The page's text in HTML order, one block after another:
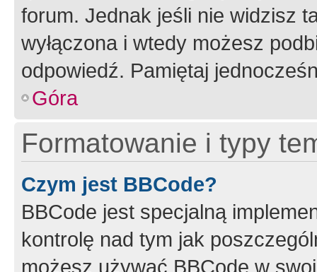
forum. Jednak jeśli nie widzisz
wyłączona i wtedy możesz
odpowiedź. Pamiętaj
Góra
Formatowanie i typy
Czym jest BBCode?
BBCode jest specjalną
kontrolę nad tym jak
możesz używać BBCode w